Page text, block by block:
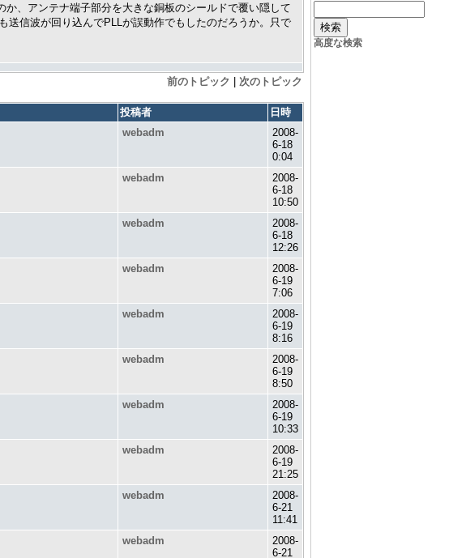
、アンテナ端子部分を大きな銅板のシールドで覆い隠して
送信波が回り込んでPLLが誤動作でもしたのだろうか。只で
前のトピック 次のトピック
投稿者
日時
webadm
2008-
6-18
0:04
webadm
2008-
6-18
10:50
webadm
2008-
6-18
12:26
webadm
2008-
6-19
7:06
webadm
2008-
6-19
8:16
webadm
2008-
6-19
8:50
webadm
2008-
6-19
10:33
webadm
2008-
6-19
21:25
webadm
2008-
6-21
11:41
webadm
2008-
6-21
高度な検索